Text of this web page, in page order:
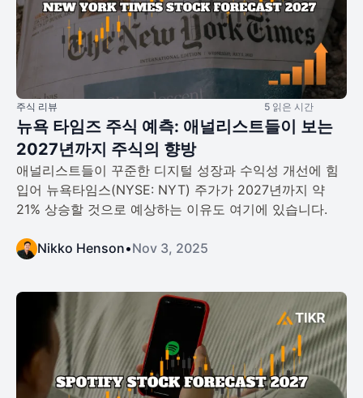
주식 리뷰 5 읽은 시간
뉴욕 타임즈 주식 예측: 애널리스트들이 보는
2027년까지 주식의 향방
애널리스트들이 꾸준한 디지털 성장과 수익성 개선에 힘
입어 뉴욕타임스(NYSE: NYT) 주가가 2027년까지 약
21% 상승할 것으로 예상하는 이유도 여기에 있습니다.
Nikko Henson•Nov 3, 2025